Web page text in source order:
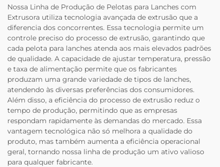
Nossa Linha de Produção de Pelotas para Lanches com
Extrusora utiliza tecnologia avançada de extrusão que a
diferencia dos concorrentes. Essa tecnologia permite um
controle preciso do processo de extrusão, garantindo que
cada pelota para lanches atenda aos mais elevados padrões
de qualidade. A capacidade de ajustar temperatura, pressão
e taxa de alimentação permite que os fabricantes
produzam uma grande variedade de tipos de lanches,
atendendo às diversas preferências dos consumidores.
Além disso, a eficiência do processo de extrusão reduz o
tempo de produção, permitindo que as empresas
respondam rapidamente às demandas do mercado. Essa
vantagem tecnológica não só melhora a qualidade do
produto, mas também aumenta a eficiência operacional
geral, tornando nossa linha de produção um ativo valioso
para qualquer fabricante.